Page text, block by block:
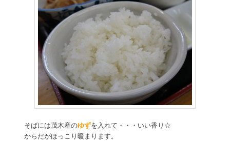
そばには茂木産のゆずを入れて・・・いい香り☆
からだがほっこり暖まります。